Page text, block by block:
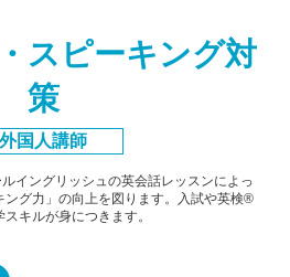
スピーキング対
策
外国人講師
イングリッシュの英会話レッスンによっ
ング力」の向上を図ります。入試や英検®
キルが身につきます。